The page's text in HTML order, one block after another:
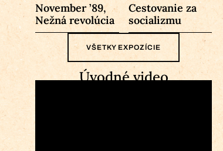
November ’89,
Nežná revolúcia
Cestovanie za
socializmu
VŠETKY EXPOZÍCIE
Úvodné video